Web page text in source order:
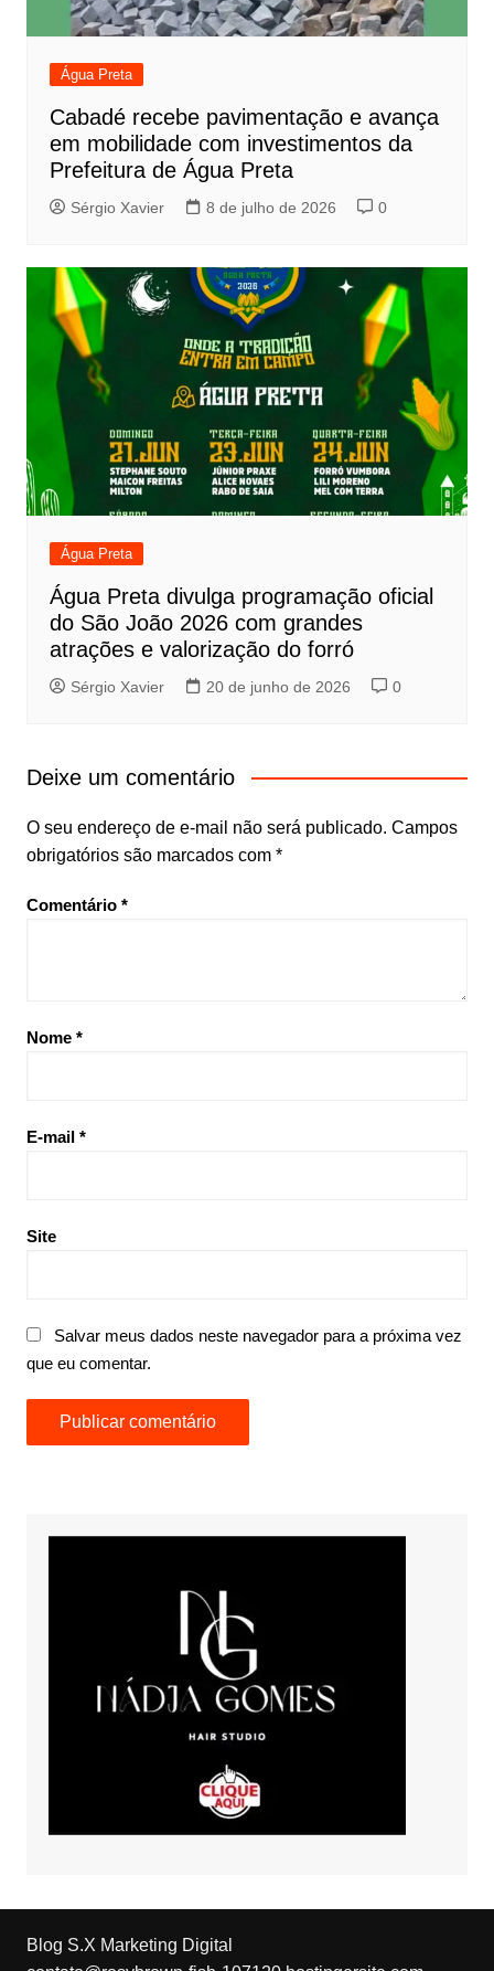
Água Preta
Cabadé recebe pavimentação e avança
em mobilidade com investimentos da
Prefeitura de Água Preta
Sérgio Xavier 8 de julho de 2026 0
Água Preta
Água Preta divulga programação oficial
do São João 2026 com grandes
atrações e valorização do forró
Sérgio Xavier 20 de junho de 2026 0
Deixe um comentário
O seu endereço de e-mail não será publicado. Campos
obrigatórios são marcados com *
Comentário *
Nome *
E-mail *
Site
Salvar meus dados neste navegador para a próxima vez
que eu comentar.
Blog S.X Marketing Digital